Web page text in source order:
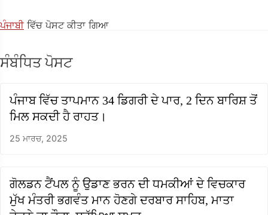
ਪੰਜਾਬੀਵਿੱਚ ਪੋਸਟ ਕੀਤਾ ਗਿਆ
ਸੰਬੰਧਿਤ ਪੋਸਟ
ਪੰਜਾਬ ਵਿੱਚ ਤਾਪਮਾਨ 34 ਡਿਗਰੀ ਦੇ ਪਾਰ, 2 ਦਿਨ ਬਾਰਿਸ਼ ਤੋਂ
ਮਿਲ ਸਕਦੀ ਹੈ ਰਾਹਤ।
25 ਮਾਰਚ, 2025
ਗੋਲਡਨ ਟੈਂਪਲ ਨੂੰ ਉਡਾਣ ਭਰਨ ਦੀ ਧਮਕੀਆਂ ਦੇ ਵਿਚਕਾਰ
ਮੁੱਖ ਮੰਤਰੀ ਭਗਵੰਤ ਮਾਨ ਹੋਣਗੇ ਦਰਬਾਰ ਸਾਹਿਬ, ਮਾਤਾ